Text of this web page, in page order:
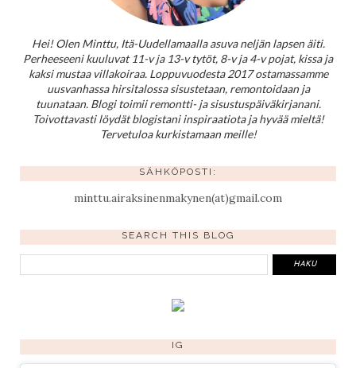
Hei! Olen Minttu, Itä-Uudellamaalla asuva neljän lapsen äiti.
Perheeseeni kuuluvat 11-v ja 13-v tytöt, 8-v ja 4-v pojat, kissa ja
kaksi mustaa villakoiraa. Loppuvuodesta 2017 ostamassamme
uusvanhassa hirsitalossa sisustetaan, remontoidaan ja
tuunataan. Blogi toimii remontti- ja sisustuspäiväkirjanani.
Toivottavasti löydät blogistani inspiraatiota ja hyvää mieltä!
Tervetuloa kurkistamaan meille!
SÄHKÖPOSTI:
minttu.airaksinenmakynen(at)gmail.com
SEARCH THIS BLOG
IG